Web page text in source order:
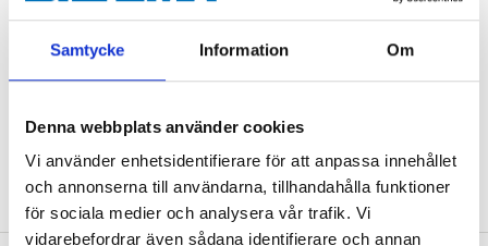
Samtycke Information Om
Denna webbplats använder cookies
Vi använder enhetsidentifierare för att anpassa innehållet
och annonserna till användarna, tillhandahålla funktioner
för sociala medier och analysera vår trafik. Vi
vidarebefordrar även sådana identifierare och annan
Technical specifications
Diameter
4,2 m
Quantity
100 pcs